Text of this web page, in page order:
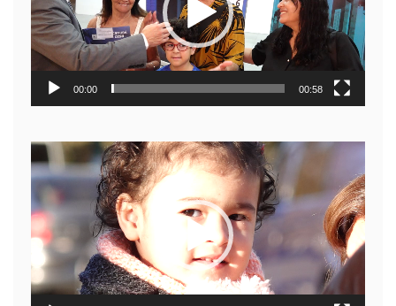
00:00 00:58
Reproductor
de
video